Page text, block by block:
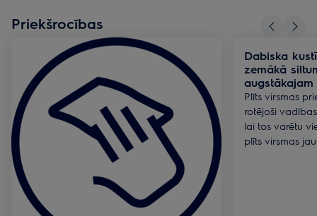
Priekšrocības
Dabiska
zemākā
augstākajam
Plīts virsmas
rotējoši
lai tos varētu
plīts virsmas